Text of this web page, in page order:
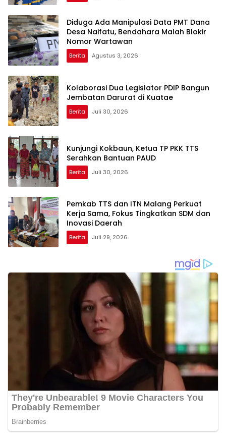
Diduga Ada Manipulasi Data PMT Dana
Desa Naifatu, Bendahara Malah Blokir
Nomor Wartawan
Berita Agustus 3, 2026
Kolaborasi Dua Legislator PDIP Bangun
Jembatan Darurat di Kuatae
Berita Juli 30, 2026
Kunjungi Kokbaun, Ketua TP PKK TTS
Serahkan Bantuan PAUD
Berita Juli 30, 2026
Pemkab TTS dan ITN Malang Perkuat
Kerja Sama, Fokus Tingkatkan SDM dan
Inovasi Daerah
Berita Juli 29, 2026